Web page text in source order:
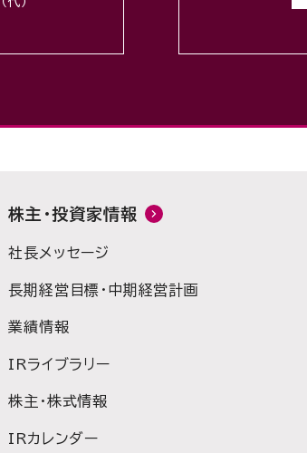
株主・投資家情報
社長メッセージ
長期経営目標・中期経営計画
業績情報
IRライブラリー
株主・株式情報
IRカレンダー